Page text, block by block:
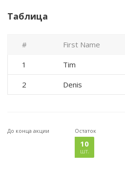
Таблица
# First Name
1 Tim
2 Denis
До конца акции Остаток
10
шт.